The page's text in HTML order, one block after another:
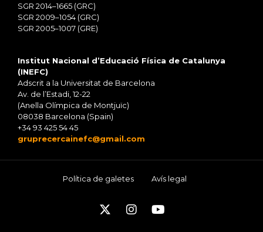
SGR 2014–1665 (GRC)
SGR 2009–1054 (GRC)
SGR 2005–1007 (GRE)
Institut Nacional d’Educació Física de Catalunya
(INEFC)
Adscrit a la Universitat de Barcelona
Av. de l’Estadi, 12-22
(Anella Olímpica de Montjuïc)
08038 Barcelona (Spain)
+34 93 425 54 45
gruprecercainefc@gmail.com
Política de galetes Avís legal